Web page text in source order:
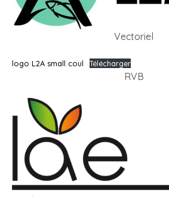
Vectoriel
logo L2A small coul Télécharger
RVB